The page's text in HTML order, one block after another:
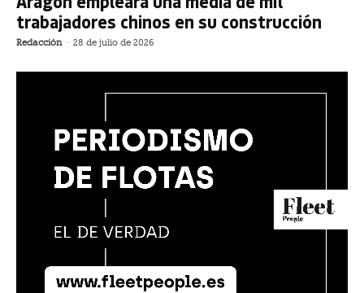
trabajadores chinos en su construcción
Redacción - 28 de julio de 2026